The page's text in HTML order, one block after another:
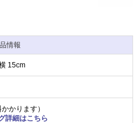
情報
15cm
かかります）
詳細はこちら